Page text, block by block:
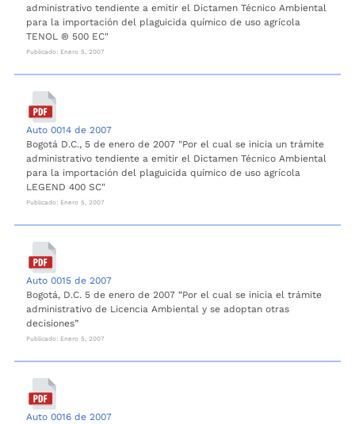
administrativo tendiente a emitir el Dictamen Técnico Ambiental
para la importación del plaguicida químico de uso agrícola
TENOL ® 500 EC"
Publicado: Enero 5, 2007
Auto 0014 de 2007
Bogotá D.C., 5 de enero de 2007 "Por el cual se inicia un trámite
administrativo tendiente a emitir el Dictamen Técnico Ambiental
para la importación del plaguicida químico de uso agrícola
LEGEND 400 SC"
Publicado: Enero 5, 2007
Auto 0015 de 2007
Bogotá, D.C. 5 de enero de 2007 “Por el cual se inicia el trámite
administrativo de Licencia Ambiental y se adoptan otras
decisiones”
Publicado: Enero 5, 2007
Auto 0016 de 2007